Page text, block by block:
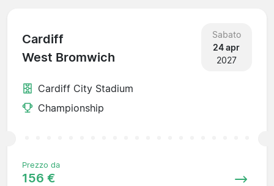
Cardiff
West Bromwich
Sabato
24 apr
2027
Cardiff City Stadium
Championship
Prezzo da
156 €